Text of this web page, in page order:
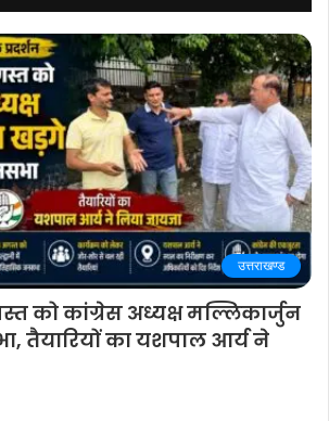
उत्तराखण्ड
को कांग्रेस अध्यक्ष मल्लिकार्जुन
तैयारियों का यशपाल आर्य ने